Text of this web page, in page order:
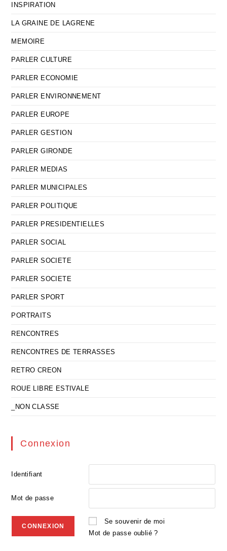
INSPIRATION
LA GRAINE DE LAGRENE
MEMOIRE
PARLER CULTURE
PARLER ECONOMIE
PARLER ENVIRONNEMENT
PARLER EUROPE
PARLER GESTION
PARLER GIRONDE
PARLER MEDIAS
PARLER MUNICIPALES
PARLER POLITIQUE
PARLER PRESIDENTIELLES
PARLER SOCIAL
PARLER SOCIETE
PARLER SOCIETE
PARLER SPORT
PORTRAITS
RENCONTRES
RENCONTRES DE TERRASSES
RETRO CREON
ROUE LIBRE ESTIVALE
_NON CLASSE
Connexion
Identifiant
Mot de passe
Se souvenir de moi
Mot de passe oublié ?